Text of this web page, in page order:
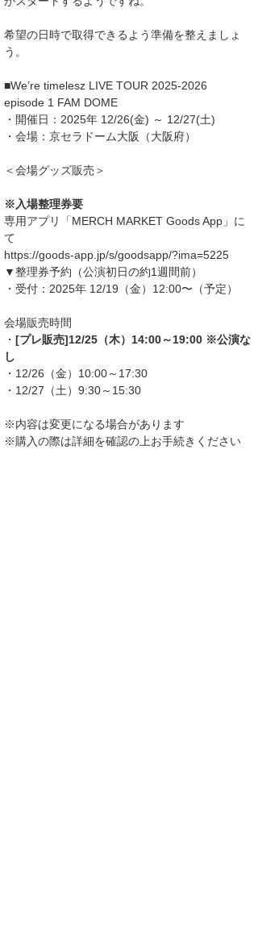
希望の日時で取得できるよう準備を整えましょ
う。
■We’re timelesz LIVE TOUR 2025-2026
episode 1 FAM DOME
・開催日：2025年 12/26(金) ～ 12/27(土)
・会場：京セラドーム大阪（大阪府）
＜会場グッズ販売＞
※入場整理券要
専用アプリ「MERCH MARKET Goods App」に
て
https://goods-app.jp/s/goodsapp/?ima=5225
▼整理券予約（公演初日の約1週間前）
・受付：2025年 12/19（金）12:00〜（予定）
会場販売時間
・ [プレ販売]12/25（木）14:00～19:00 ※公演な
し
・12/26（金）10:00～17:30
・12/27（土）9:30～15:30
※内容は変更になる場合があります
※購入の際は詳細を確認の上お手続きください